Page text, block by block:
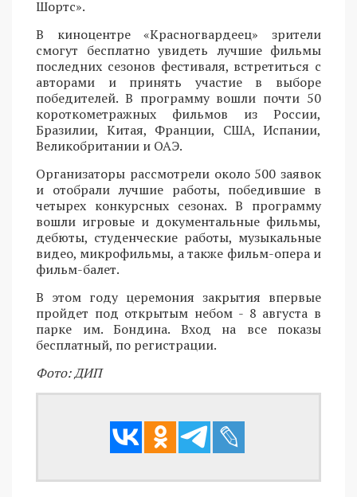
Шортс».
В киноцентре «Красногвардеец» зрители
смогут бесплатно увидеть лучшие фильмы
последних сезонов фестиваля, встретиться с
авторами и принять участие в выборе
победителей. В программу вошли почти 50
короткометражных фильмов из России,
Бразилии, Китая, Франции, США, Испании,
Великобритании и ОАЭ.
Организаторы рассмотрели около 500 заявок
и отобрали лучшие работы, победившие в
четырех конкурсных сезонах. В программу
вошли игровые и документальные фильмы,
дебюты, студенческие работы, музыкальные
видео, микрофильмы, а также фильм-опера и
фильм-балет.
В этом году церемония закрытия впервые
пройдет под открытым небом - 8 августа в
парке им. Бондина. Вход на все показы
бесплатный, по регистрации.
Фото: ДИП